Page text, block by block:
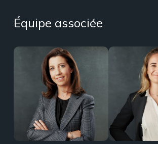
Équipe associée